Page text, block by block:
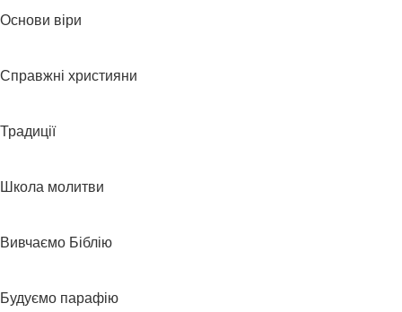
Основи віри
Справжні християни
Традиції
Школа молитви
Вивчаємо Біблію
Будуємо парафію